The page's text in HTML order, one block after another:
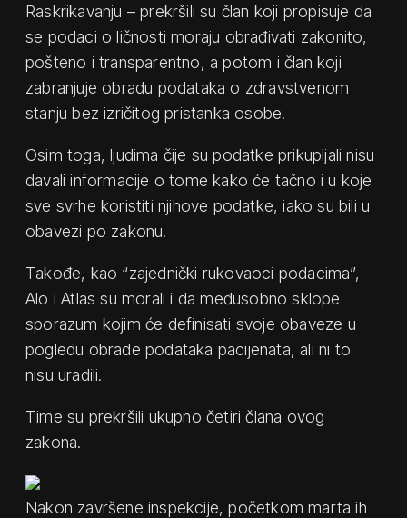
Raskrikavanju – prekršili su član koji propisuje da
se podaci o ličnosti moraju obrađivati zakonito,
pošteno i transparentno, a potom i član koji
zabranjuje obradu podataka o zdravstvenom
stanju bez izričitog pristanka osobe.
Osim toga, ljudima čije su podatke prikupljali nisu
davali informacije o tome kako će tačno i u koje
sve svrhe koristiti njihove podatke, iako su bili u
obavezi po zakonu.
Takođe, kao “zajednički rukovaoci podacima”,
Alo i Atlas su morali i da međusobno sklope
sporazum kojim će definisati svoje obaveze u
pogledu obrade podataka pacijenata, ali ni to
nisu uradili.
Time su prekršili ukupno četiri člana ovog
zakona.
Nakon završene inspekcije, početkom marta ih